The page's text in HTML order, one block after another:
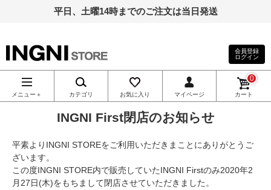
平日、土曜14時までのご注文は当日発送
INGNI（イン
グ）公式通
販｜INGNI
STORE
会員登録
ログイン
メニュー＋ カテゴリ お気に入り マイページ カート
0
INGNI First閉店のお知らせ
平素よりINGNI STOREをご利用いただきまことにありがとうご
ざいます。
この度INGNI STORE内で販売していたINGNI Firstのみ2020年2
月27日(木)をもちまして閉店させていただきました。